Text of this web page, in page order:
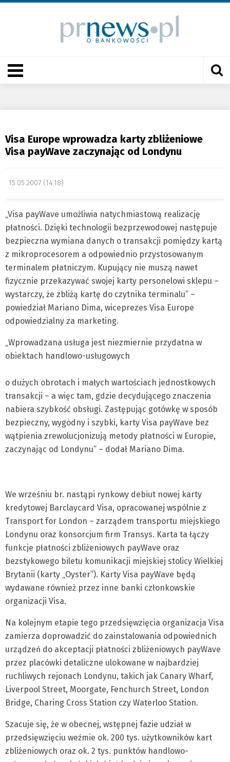
Visa Europe wprowadza karty zbliżeniowe
Visa payWave zaczynając od Londynu
15.05.2007 (14:18)
„Visa payWave umożliwia natychmiastową realizację
płatności. Dzięki technologii bezprzewodowej następuje
bezpieczna wymiana danych o transakcji pomiędzy kartą
z mikroprocesorem a odpowiednio przystosowanym
terminalem płatniczym. Kupujący nie muszą nawet
fizycznie przekazywać swojej karty personelowi sklepu –
wystarczy, że zbliżą kartę do czytnika terminalu” –
powiedział Mariano Dima, wiceprezes Visa Europe
odpowiedzialny za marketing.
„Wprowadzana usługa jest niezmiernie przydatna w
obiektach handlowo-usługowych
o dużych obrotach i małych wartościach jednostkowych
transakcji – a więc tam, gdzie decydującego znaczenia
nabiera szybkość obsługi. Zastępując gotówkę w sposób
bezpieczny, wygodny i szybki, karty Visa payWave bez
wątpienia zrewolucjonizują metody płatności w Europie,
zaczynając od Londynu” – dodał Mariano Dima.
We wrześniu br. nastąpi rynkowy debiut nowej karty
kredytowej Barclaycard Visa, opracowanej wspólnie z
Transport for London – zarządem transportu miejskiego
Londynu oraz konsorcjum firm Transys. Karta ta łączy
funkcje płatności zbliżeniowych payWave oraz
bezstykowego biletu komunikacji miejskiej stolicy Wielkiej
Brytanii (karty „Oyster”). Karty Visa payWave będą
wydawane również przez inne banki członkowskie
organizacji Visa.
Na kolejnym etapie tego przedsięwzięcia organizacja Visa
zamierza doprowadzić do zainstalowania odpowiednich
urządzeń do akceptacji płatności zbliżeniowych payWave
przez placówki detaliczne ulokowane w najbardziej
ruchliwych rejonach Londynu, takich jak Canary Wharf,
Liverpool Street, Moorgate, Fenchurch Street, London
Bridge, Charing Cross Station czy Waterloo Station.
Szacuje się, że w obecnej, wstępnej fazie udział w
przedsięwzięciu weźmie ok. 200 tys. użytkowników kart
zbliżeniowych oraz ok. 2 tys. punktów handlowo-